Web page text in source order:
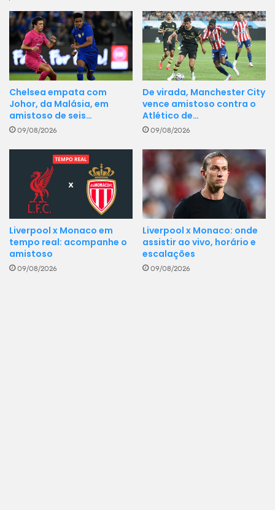
Chelsea empata com
Johor, da Malásia, em
amistoso de seis…
09/08/2026
De virada, Manchester City
vence amistoso contra o
Atlético de…
09/08/2026
Liverpool x Monaco em
tempo real: acompanhe o
amistoso
09/08/2026
Liverpool x Monaco: onde
assistir ao vivo, horário e
escalações
09/08/2026